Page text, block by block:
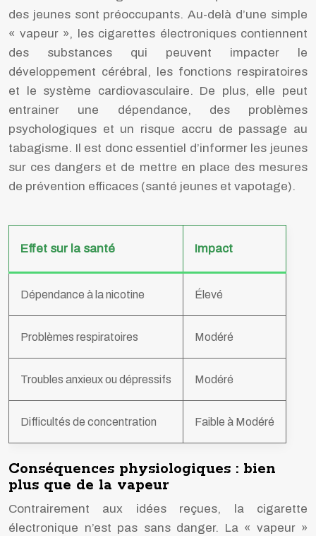
des jeunes sont préoccupants. Au-delà d’une simple
« vapeur », les cigarettes électroniques contiennent
des substances qui peuvent impacter le
développement cérébral, les fonctions respiratoires
et le système cardiovasculaire. De plus, elle peut
entrainer une dépendance, des problèmes
psychologiques et un risque accru de passage au
tabagisme. Il est donc essentiel d’informer les jeunes
sur ces dangers et de mettre en place des mesures
de prévention efficaces (santé jeunes et vapotage).
Effet sur la santé Impact
Dépendance à la nicotine Élevé
Problèmes respiratoires Modéré
Troubles anxieux ou dépressifs Modéré
Difficultés de concentration Faible à Modéré
Conséquences physiologiques : bien
plus que de la vapeur
Contrairement aux idées reçues, la cigarette
électronique n’est pas sans danger. La « vapeur »